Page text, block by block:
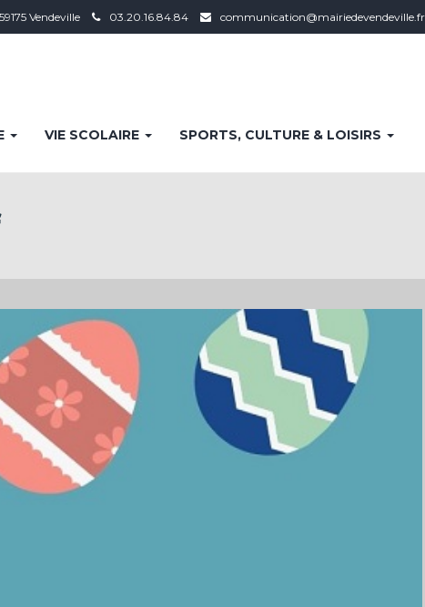
Vendeville 03.20.16.84.84 communication@mairiedevendeville.fr
VIE SCOLAIRE SPORTS, CULTURE & LOISIRS